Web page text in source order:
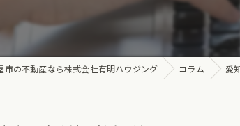
市の不動産なら株式会社有明ハウジング コラム 愛